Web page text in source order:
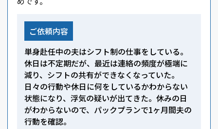
ご依頼内容
単身赴任中の夫はシフト制の仕事をしている。
休日は不定期だが、最近は連絡の頻度が極端に
減り、シフトの共有ができなくなっていた。
日々の行動や休日に何をしているかわからない
状態になり、浮気の疑いが出てきた。休みの日
がわからないので、パックプランで1ヶ月間夫の
行動を確認。